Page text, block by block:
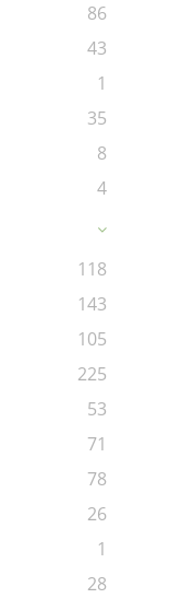
86
43
1
35
8
4
118
143
105
225
53
71
78
26
1
28